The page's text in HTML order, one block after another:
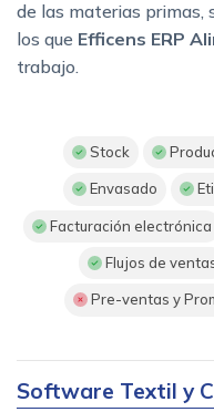
de las materias primas,
los que Efficens ERP
trabajo.
Stock
Envasado
Facturación electrónica
Flujos de
Pre-ventas y
Software Textil y